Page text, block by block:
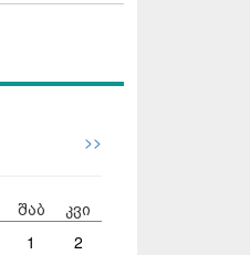
>>
შაბ კვი
1
2